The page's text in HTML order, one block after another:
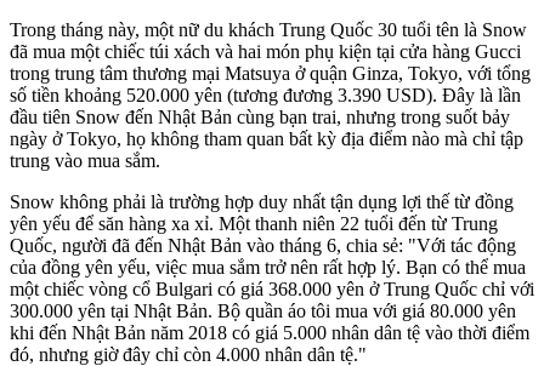
Trong tháng này, một nữ du khách Trung Quốc 30 tuổi tên là Snow
đã mua một chiếc túi xách và hai món phụ kiện tại cửa hàng Gucci
trong trung tâm thương mại Matsuya ở quận Ginza, Tokyo, với tổng
số tiền khoảng 520.000 yên (tương đương 3.390 USD). Đây là lần
đầu tiên Snow đến Nhật Bản cùng bạn trai, nhưng trong suốt bảy
ngày ở Tokyo, họ không tham quan bất kỳ địa điểm nào mà chỉ tập
trung vào mua sắm.
Snow không phải là trường hợp duy nhất tận dụng lợi thế từ đồng
yên yếu để săn hàng xa xỉ. Một thanh niên 22 tuổi đến từ Trung
Quốc, người đã đến Nhật Bản vào tháng 6, chia sẻ: "Với tác động
của đồng yên yếu, việc mua sắm trở nên rất hợp lý. Bạn có thể mua
một chiếc vòng cổ Bulgari có giá 368.000 yên ở Trung Quốc chỉ với
300.000 yên tại Nhật Bản. Bộ quần áo tôi mua với giá 80.000 yên
khi đến Nhật Bản năm 2018 có giá 5.000 nhân dân tệ vào thời điểm
đó, nhưng giờ đây chỉ còn 4.000 nhân dân tệ."